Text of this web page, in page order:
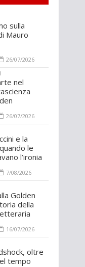
sulla
Mauro
26/07/2026
nel
26/07/2026
e la
le
l’ironia
7/08/2026
Golden
della
16/07/2026
oltre
tempo